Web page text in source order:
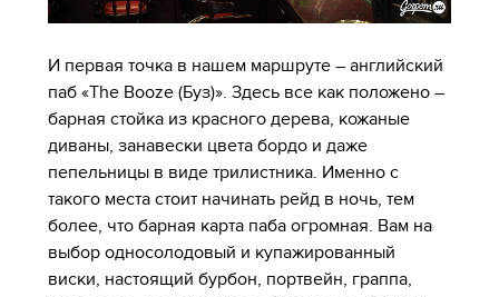
И первая точка в нашем маршруте – английский
паб «The Booze (Буз)». Здесь все как положено –
барная стойка из красного дерева, кожаные
диваны, занавески цвета бордо и даже
пепельницы в виде трилистника. Именно с
такого места стоит начинать рейд в ночь, тем
более, что барная карта паба огромная. Вам на
выбор односолодовый и купажированный
виски, настоящий бурбон, портвейн, граппа,